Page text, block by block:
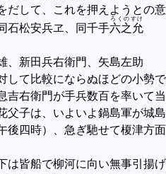
して、これを押えようとの
松安兵ヱ、同千手六之允
ろくのすけ
新田兵右衛門、矢島左助
て比較にならぬほどの小勢
右衛門が手兵数百を率いて当
子は、いよいよ鍋島軍が城
後四時）、急ぎ馳せて榎津方
皆船で柳河に向い無事引揚